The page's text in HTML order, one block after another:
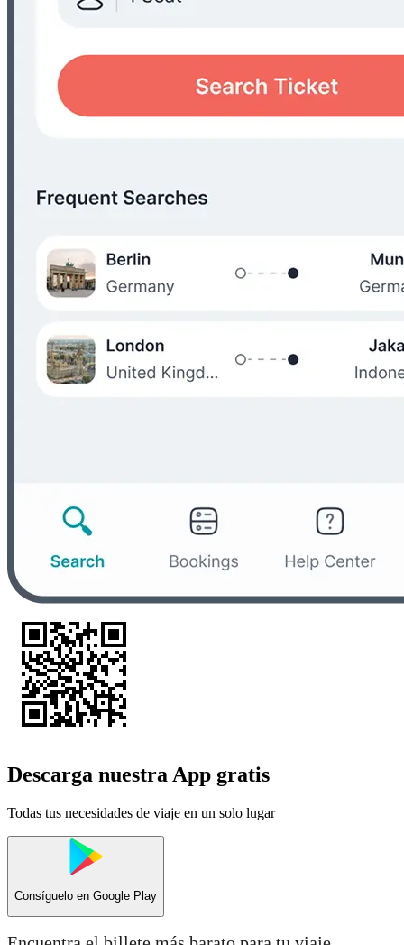
Descarga nuestra App gratis
Todas tus necesidades de viaje en un solo lugar
Consíguelo en Google Play